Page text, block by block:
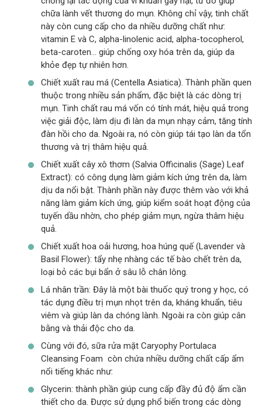
chữa lành vết thương do mụn. Không chỉ vậy, tinh chất
này còn cung cấp cho da nhiều dưỡng chất như:
vitamin E và C, alpha-linolenic acid, alpha-tocopherol,
beta-caroten… giúp chống oxy hóa trên da, giúp da
khỏe đẹp tự nhiên hơn.
Chiết xuất rau má (Centella Asiatica). Thành phần quen
thuộc trong nhiều sản phẩm, đặc biệt là các dòng trị
mụn. Tinh chất rau má vốn có tính mát, hiệu quả trong
việc giải độc, làm dịu đi làn da mụn nhạy cảm, tăng tính
đàn hồi cho da. Ngoài ra, nó còn giúp tái tạo làn da tổn
thương và trị thâm hiệu quả.
Chiết xuất cây xô thơm (Salvia Officinalis (Sage) Leaf
Extract): có công dụng làm giảm kích ứng trên da, làm
dịu da nổi bật. Thành phần này được thêm vào với khả
năng làm giảm kích ứng, giúp kiểm soát hoạt động của
tuyến dầu nhờn, cho phép giảm mụn, ngừa thâm hiệu
quả.
Chiết xuất hoa oải hương, hoa húng quế (Lavender và
Basil Flower): tẩy nhẹ nhàng các tế bào chết trên da,
loại bỏ các bụi bẩn ở sâu lỗ chân lông.
Lá nhân trần: Đây là một bài thuốc quý trong y học, có
tác dụng điều trị mụn nhọt trên da, kháng khuẩn, tiêu
viêm và giúp làn da chóng lành. Ngoài ra còn giúp cân
bằng và thải độc cho da.
Cùng với đó, sữa rửa mặt Caryophy Portulaca
Cleansing Foam còn chứa nhiều dưỡng chất cấp ẩm
nổi tiếng khác như:
Glycerin: thành phần giúp cung cấp đầy đủ độ ẩm cần
thiết cho da. Được sử dụng phổ biến trong các dòng